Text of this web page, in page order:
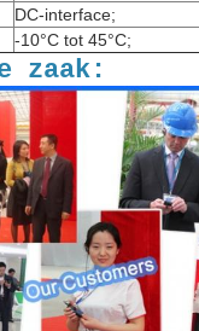
DC-interface;
-10°C tot 45°C;
zaak: